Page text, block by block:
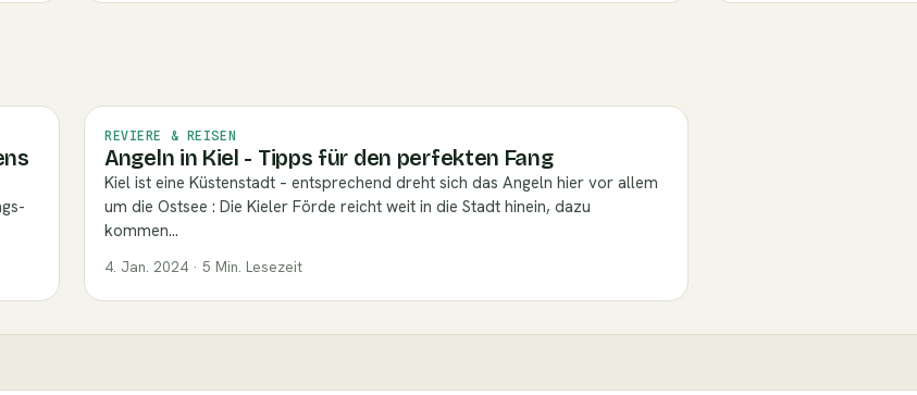
REVIERE & REISEN
Angeln in Kiel - Tipps für den perfekten Fang
Kiel ist eine Küstenstadt – entsprechend dreht sich das Angeln hier vor allem
um die Ostsee : Die Kieler Förde reicht weit in die Stadt hinein, dazu
kommen…
4. Jan. 2024 · 5 Min. Lesezeit